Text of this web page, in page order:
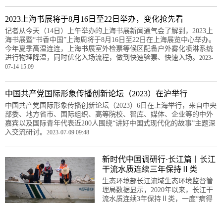
2023上海书展将于8月16日至22日举办，变化抢先看
记者从今天（14日）上午举办的上海书展新闻通气会了解到，2023上
海书展暨“书香中国”上海周将于8月16日至22日在上海展览中心举办。
今年夏季高温连连，上海书展室外检票等候区配备户外雾化喷淋系统
进行物理降温，同时优化入场流程，做到快速验票、快速入场。 2023-
07-14 15:09
中国共产党国际形象传播创新论坛（2023）在沪举行
中国共产党国际形象传播创新论坛（2023）6日在上海举行，来自中央
部委、地方省市、国际组织、高等院校、智库、媒体、企业等的中外
嘉宾以及国际青年代表近200人围绕“讲好中国式现代化的故事”主题深
入交流研讨。 2023-07-09 09:48
新时代中国调研行·长江篇丨长江
干流水质连续三年保持Ⅱ类
生态环境部长江流域生态环境监督管
理局数据显示，2020年以来，长江干
流水质连续3年保持Ⅱ类，一度“病得